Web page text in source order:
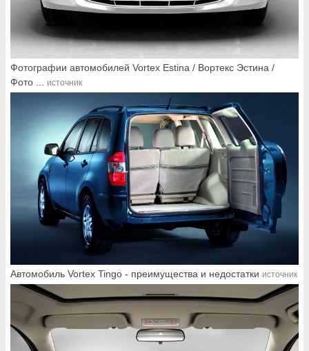
Фотографии автомобилей Vortex Estina / Вортекс Эстина /
Фото ...
источник
Автомобиль Vortex Tingo - преимущества и недостатки источник